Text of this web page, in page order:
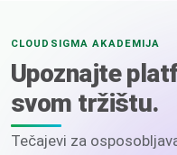
CLOUDSIGMA AKADEMIJA
Upoznajte
svom tržištu.
Tečajevi za